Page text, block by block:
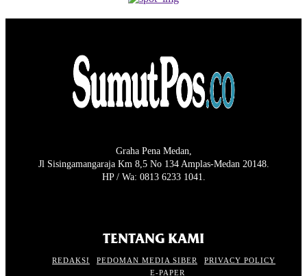
Graha Pena Medan,
Jl Sisingamangaraja Km 8,5 No 134 Amplas-Medan 20148.
HP / Wa: 0813 6233 1041.
TENTANG KAMI
REDAKSI PEDOMAN MEDIA SIBER
PRIVACY POLICY
E-PAPER